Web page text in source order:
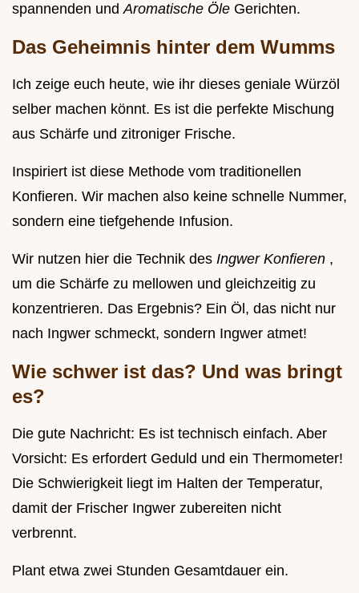
spannenden undAromatische Öle Gerichten.
Das Geheimnis hinter dem Wumms
Ich zeige euch heute, wie ihr dieses geniale Würzöl
selber machen könnt. Es ist die perfekte Mischung
aus Schärfe und zitroniger Frische.
Inspiriert ist diese Methode vom traditionellen
Konfieren. Wir machen also keine schnelle Nummer,
sondern eine tiefgehende Infusion.
Wir nutzen hier die Technik des Ingwer Konfieren ,
um die Schärfe zu mellowen und gleichzeitig zu
konzentrieren. Das Ergebnis? Ein Öl, das nicht nur
nach Ingwer schmeckt, sondern Ingwer atmet!
Wie schwer ist das? Und was bringt
es?
Die gute Nachricht: Es ist technisch einfach. Aber
Vorsicht: Es erfordert Geduld und ein Thermometer!
Die Schwierigkeit liegt im Halten der Temperatur,
damit der Frischer Ingwer zubereiten nicht
verbrennt.
Plant etwa zwei Stunden Gesamtdauer ein.